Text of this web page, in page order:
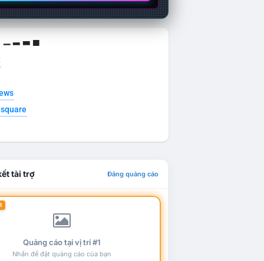
▁ ▂ ▃ ▄
tài trợ Đăng quảng cáo
Quảng cáo tại vị trí #1
Nhấn để đặt quảng cáo của bạn